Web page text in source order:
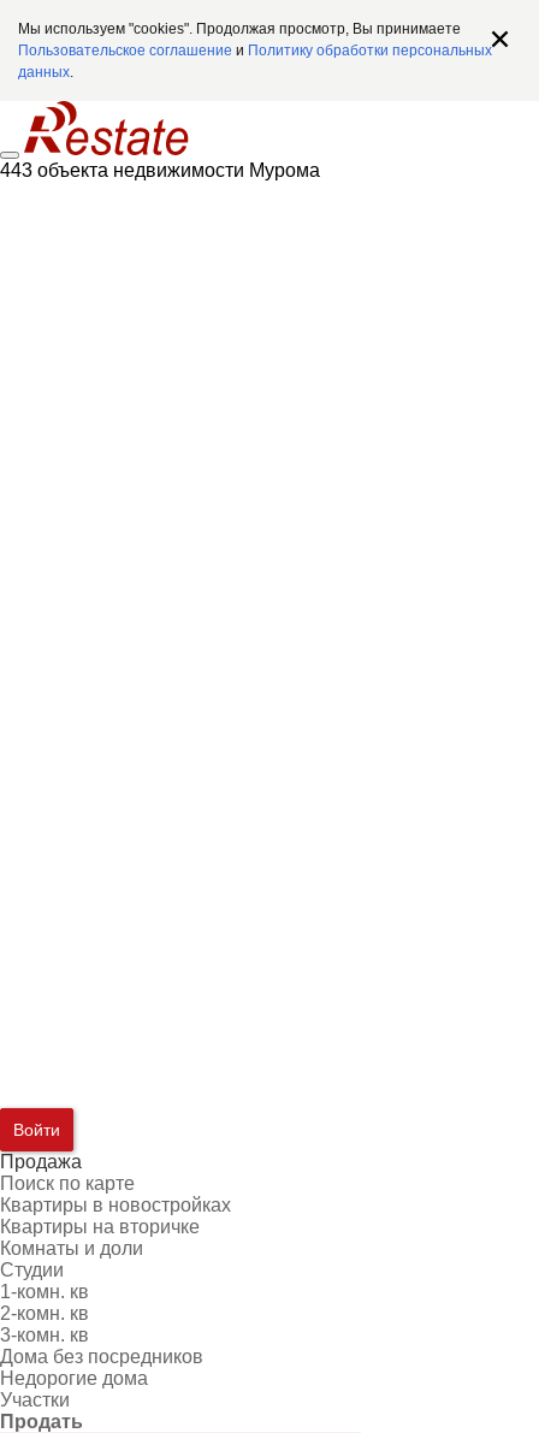
Мы используем "cookies". Продолжая просмотр, Вы принимаете
Пользовательское соглашение и Политику обработки персональных
данных.
443 объекта недвижимости Мурома
Войти
Продажа
Поиск по карте
Квартиры в новостройках
Квартиры на вторичке
Комнаты и доли
Студии
1-комн. кв
2-комн. кв
3-комн. кв
Дома без посредников
Недорогие дома
Участки
Продать